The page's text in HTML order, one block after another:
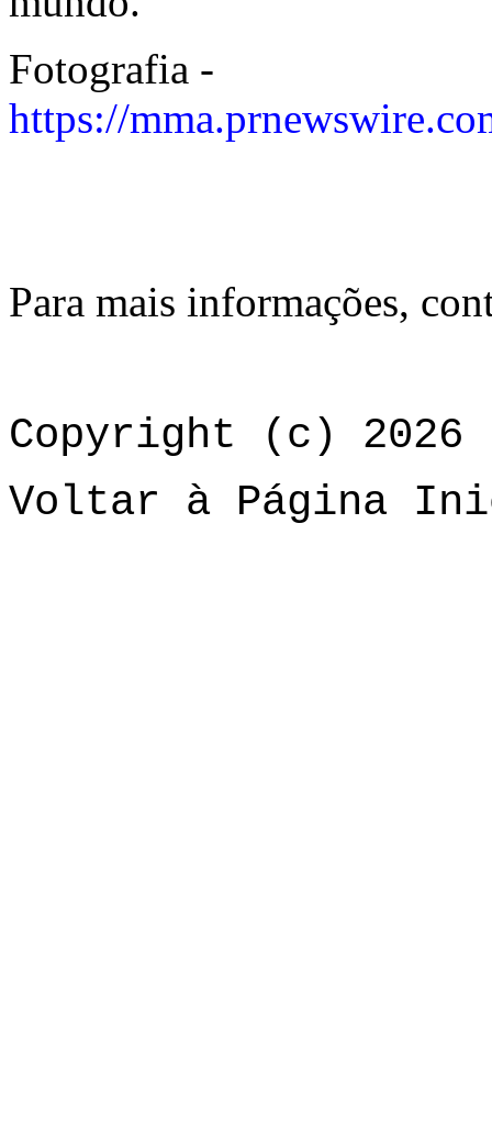
Fotografia -
https://
Para mais informações,
Copyright (c) 2026
Voltar à Página